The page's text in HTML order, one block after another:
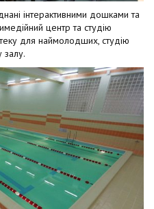
інтерактивними дошками та
центр та студію
для наймолодших, студію
залу.